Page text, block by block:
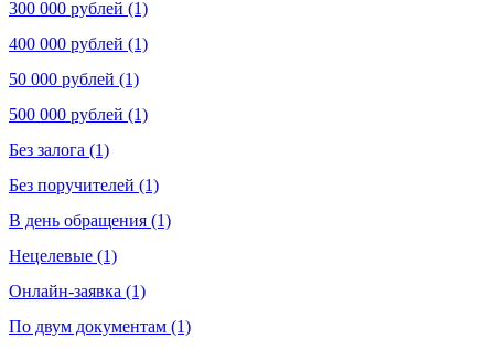
300 000 рублей (1)
400 000 рублей (1)
50 000 рублей (1)
500 000 рублей (1)
Без залога (1)
Без поручителей (1)
В день обращения (1)
Нецелевые (1)
Онлайн-заявка (1)
По двум документам (1)